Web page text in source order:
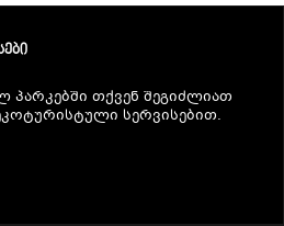
თქვენ შეგიძლიათ
სერვისებით.